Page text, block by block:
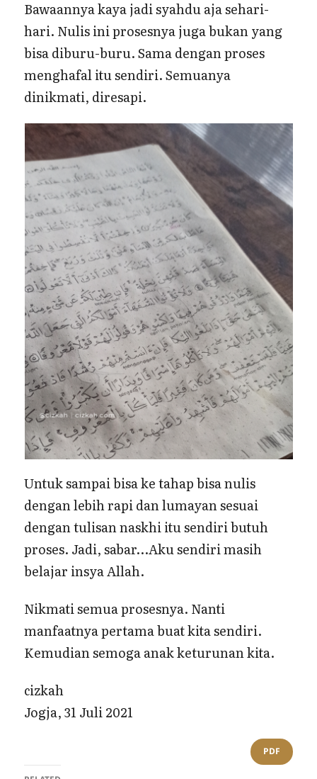
Bawaannya kaya jadi syahdu aja sehari-
hari. Nulis ini prosesnya juga bukan yang
bisa diburu-buru. Sama dengan proses
menghafal itu sendiri. Semuanya
dinikmati, diresapi.
Untuk sampai bisa ke tahap bisa nulis
dengan lebih rapi dan lumayan sesuai
dengan tulisan naskhi itu sendiri butuh
proses. Jadi, sabar…Aku sendiri masih
belajar insya Allah.
Nikmati semua prosesnya. Nanti
manfaatnya pertama buat kita sendiri.
Kemudian semoga anak keturunan kita.
cizkah
Jogja, 31 Juli 2021
PDF